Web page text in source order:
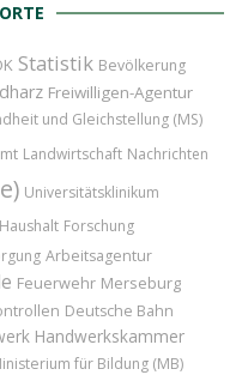
Statistik Bevölkerung
Freiwilligen-Agentur
und Gleichstellung (MS)
Landwirtschaft Nachrichten
Universitätsklinikum
Haushalt Forschung
Arbeitsagentur
Feuerwehr Merseburg
Deutsche Bahn
Handwerkskammer
für Bildung (MB)